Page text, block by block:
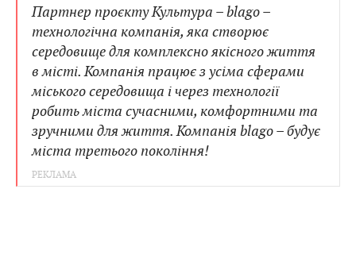
Партнер проєкту Культура – blago –
технологічна компанія, яка створює
середовище для комплексно якісного життя
в місті. Компанія працює з усіма сферами
міського середовища і через технології
робить міста сучасними, комфортними та
зручними для життя. Компанія blago – будує
міста третього покоління!